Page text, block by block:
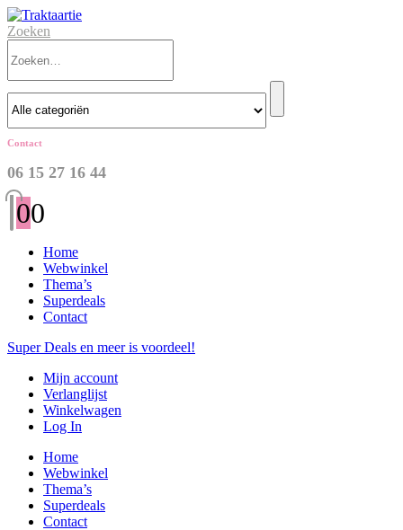
Zoeken
Contact
06 15 27 16 44
00
Home
Webwinkel
Thema’s
Superdeals
Contact
Super Deals en meer is voordeel!
Mijn account
Verlanglijst
Winkelwagen
Log In
Home
Webwinkel
Thema’s
Superdeals
Contact